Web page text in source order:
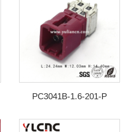
PC3041B-1.6-201-P